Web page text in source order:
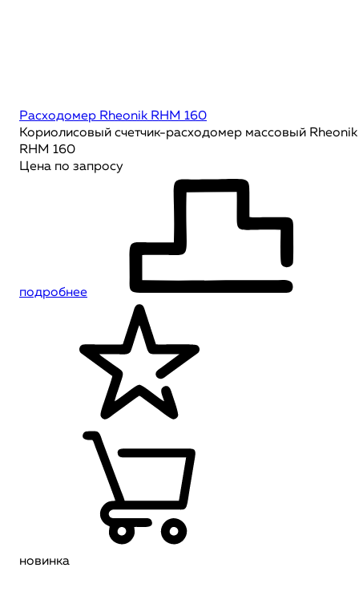
Расходомер Rheonik RHM 160
Кориолисовый счетчик-расходомер массовый Rheonik
RHM 160
Цена по запросу
подробнее
новинка